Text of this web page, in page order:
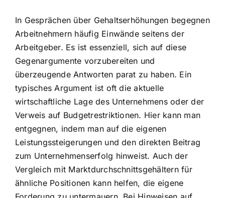
In Gesprächen über Gehaltserhöhungen begegnen
Arbeitnehmern häufig Einwände seitens der
Arbeitgeber. Es ist essenziell, sich auf diese
Gegenargumente vorzubereiten und
überzeugende Antworten parat zu haben. Ein
typisches Argument ist oft die aktuelle
wirtschaftliche Lage des Unternehmens oder der
Verweis auf Budgetrestriktionen. Hier kann man
entgegnen, indem man auf die eigenen
Leistungssteigerungen und den direkten Beitrag
zum Unternehmenserfolg hinweist. Auch der
Vergleich mit Marktdurchschnittsgehältern für
ähnliche Positionen kann helfen, die eigene